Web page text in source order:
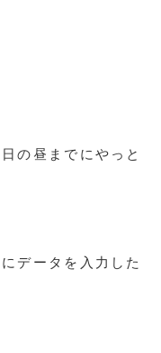
の昼までにやっと
データを入力した